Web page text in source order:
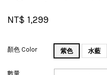
NT$ 1,299
顏色 Color 紫色 水藍
數量